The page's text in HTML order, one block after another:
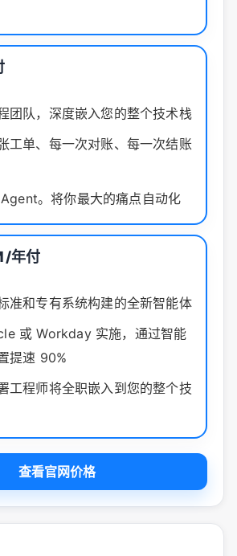
团队，深度嵌入您的整个技术栈
工单、每一次对账、每一次结账
。将你最大的痛点自动化
/年付
准和专有系统构建的全新智能体
或 Workday 实施，通过智能
提速 90%
工程师将全职嵌入到您的整个技
查看官网价格